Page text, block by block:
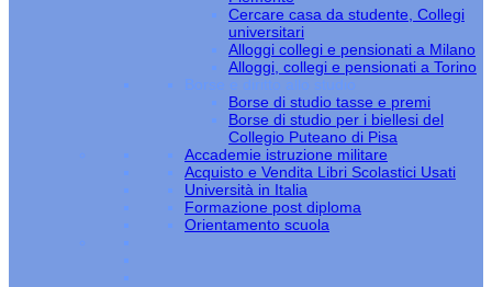
Cercare casa da studente, Collegi
universitari
Alloggi collegi e pensionati a Milano
Alloggi, collegi e pensionati a Torino
Borse e diritto allo studio
Borse di studio tasse e premi
Borse di studio per i biellesi del
Collegio Puteano di Pisa
Accademie istruzione militare
Acquisto e Vendita Libri Scolastici Usati
Università in Italia
Formazione post diploma
Orientamento scuola